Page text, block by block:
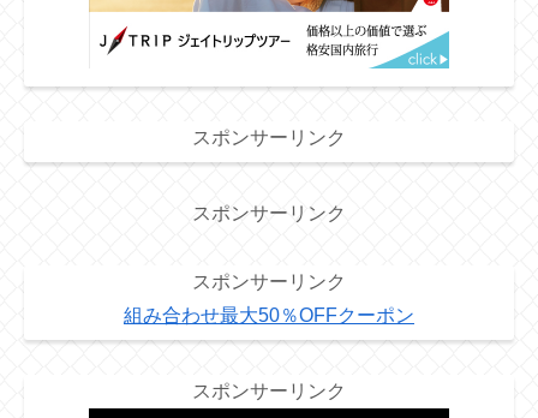
スポンサーリンク
スポンサーリンク
スポンサーリンク
組み合わせ最大50％OFFクーポン
スポンサーリンク